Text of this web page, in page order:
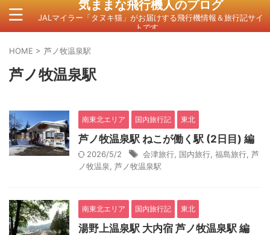
気ままな飛行機人のプログ
JALマイラー「タヌキ猫」がお届けする飛行機情報＆旅行記サイ
トです。
HOME > 芦ノ牧温泉駅
芦ノ牧温泉駅
南東北エリア 国内旅行記 東北
芦ノ牧温泉駅 ねこが働く駅 (2日目) 編
2026/5/2 会津旅行 国内旅行 福島旅行 芦
ノ牧温泉
芦ノ牧温泉駅
南東北エリア 国内旅行記 東北
湯野上温泉駅 大内宿 芦ノ牧温泉駅 編